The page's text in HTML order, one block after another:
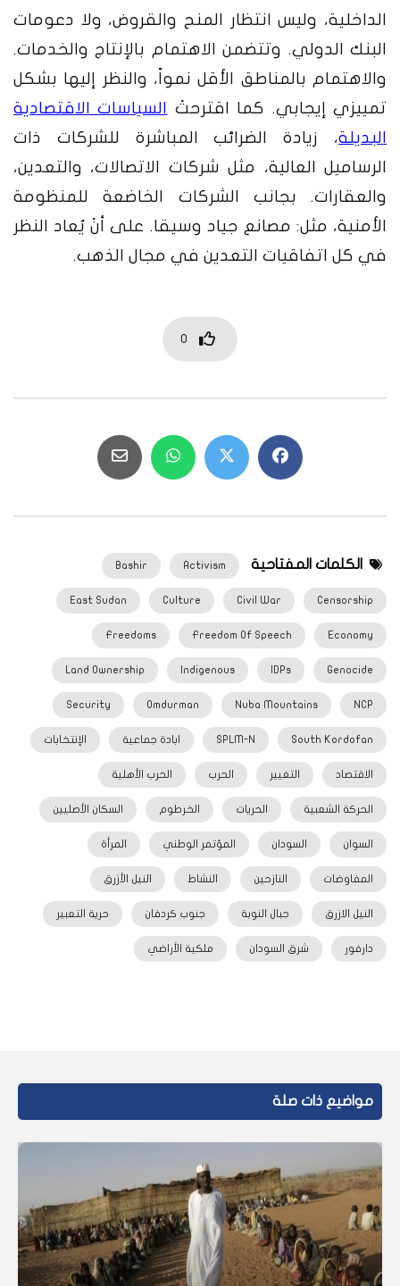
الداخلية، وليس انتظار المنح والقروض، ولا دعومات
البنك الدولي. وتتضمن الاهتمام بالإنتاج والخدمات.
والاهتمام بالمناطق الأقل نمواً، والنظر إليها بشكل
تمييزي إيجابي. كما اقترحتْ السياسات الاقتصادية
البديلة، زيادة الضرائب المباشرة للشركات ذات
الرساميل العالية، مثل شركات الاتصالات، والتعدين،
والعقارات. بجانب الشركات الخاضعة للمنظومة
الأمنية، مثل: مصانع جياد وسيقا. على أنْ يُعاد النظر
في كل اتفاقيات التعدين في مجال الذهب.
0
الكلمات المفتاحية Activism
Bashir
Censorship
Civil War
Culture
East Sudan
Economy
Freedom Of Speech
Freedoms
Genocide
IDPs
Indigenous
Land Ownership
NCP
Nuba Mountains
Omdurman
Security
South Kordofan
SPLM-N ابادة جماعية الإنتخابات
الاقتصاد التغيير الحرب الحرب الأهلية
الحركة الشعبية الحريات الخرطوم السكان الأصليين
السوان السودان المؤتمر الوطني المرأة
المفاوضات النازحين النشاط النيل الأزرق
النيل الازرق جبال النوبة جنوب كردفان حرية التعبير
دارفور شرق السودان ملكية الأراضي
مواضيع ذات صلة